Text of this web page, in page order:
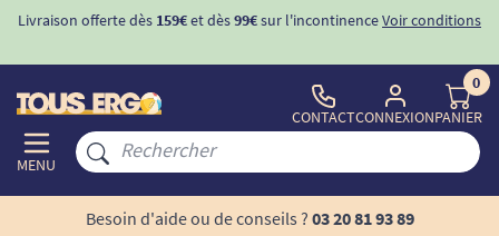
Livraison offerte dès 159€et dès99€sur l'incontinenceVoir conditions
MENU
CONTACTCONNEXION
0
PANIER
Besoin d'aide ou de conseils ? 03 20 81 93 89